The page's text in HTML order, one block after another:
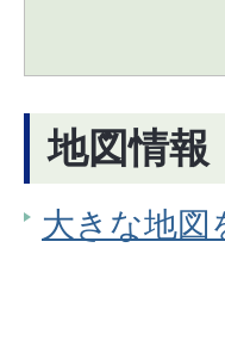
地図情報
大きな地図